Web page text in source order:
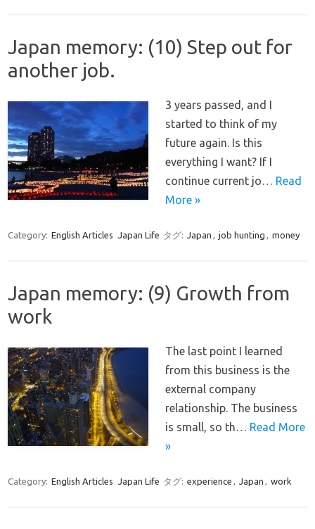
Japan memory: (10) Step out for
another job.
3 years passed, and I
started to think of my
future again. Is this
everything I want? If I
continue current jo… Read
More »
Category: English Articles Japan Life タグ: Japan , job hunting , money
Japan memory: (9) Growth from
work
The last point I learned
from this business is the
external company
relationship. The business
is small, so th… Read More
»
Category: English Articles Japan Life タグ: experience , Japan , work